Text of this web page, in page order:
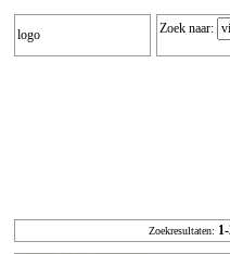
logo Zoek naar:
Zoekresultaten: